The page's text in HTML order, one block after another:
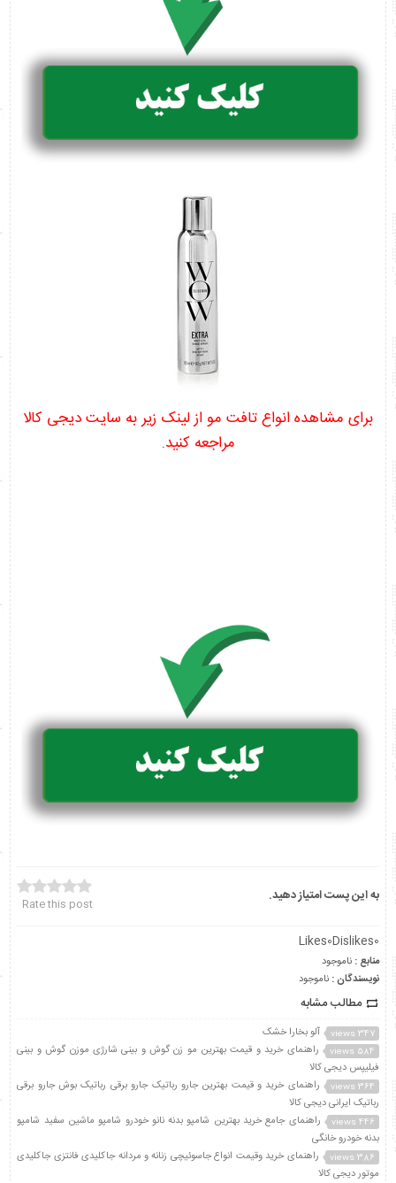
برای مشاهده انواع تافت مو از لینک زیر به سایت دیجی کالا
مراجعه کنید.
به این پست امتیاز دهید. Rate this post
Likes0Dislikes0
منابع : ناموجود
نویسندگان : ناموجود
مطالب مشابه
347 views آلو بخارا خشک
584 views
راهنمای خرید و قیمت بهترین مو زن گوش و بینی شارژی موزن گوش و بینی
فیلیپس دیجی کالا
364 views
راهنمای خرید و قیمت بهترین جارو رباتیک جارو برقی رباتیک بوش جارو برقی
رباتیک ایرانی دیجی کالا
446 views
راهنمای جامع خرید بهترین شامپو بدنه نانو خودرو شامپو ماشین سفید شامپو
بدنه خودرو خانگی
386 views
راهنمای خرید وقیمت انواع جاسوئیچی زنانه و مردانه جاکلیدی فانتزی جاکلیدی
موتور دیجی کالا